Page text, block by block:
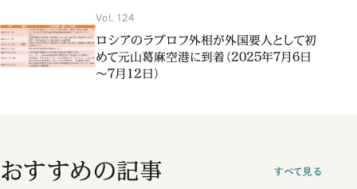
Vol. 124
ロシアのラブロフ外相が外国要人として初
めて元山葛麻空港に到着（2025年7月6日
～7月12日）
おすすめの記事 すべて見る